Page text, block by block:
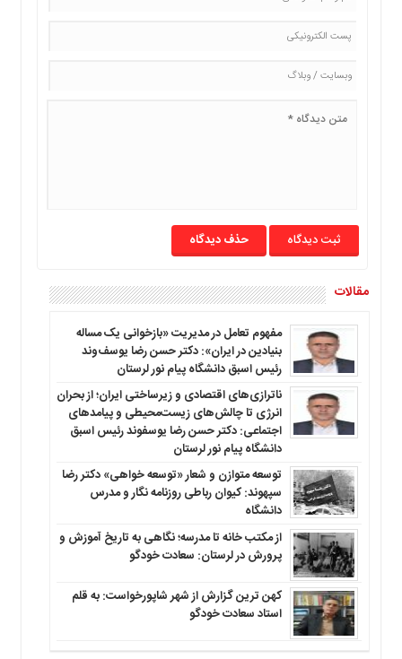
حذف دیدگاه
مقالات
مفهوم تعامل در مدیریت «بازخوانی یک مساله
بنیادین در ایران»: دکتر حسن رضا یوسف‌وند
رئیس اسبق دانشگاه پیام نور لرستان
ناترازی‌های اقتصادی و زیرساختی ایران؛ از بحران
انرژی تا چالش‌های زیست‌محیطی و پیامدهای
اجتماعی: دکتر حسن رضا یوسفوند رئیس اسبق
دانشگاه پیام نور لرستان
توسعه متوازن و شعار «توسعه خواهی» دکتر رضا
سپهوند: کیوان رباطی روزنامه نگار و مدرس
دانشگاه
از مکتب خانه تا مدرسه؛ نگاهی به تاریخ آموزش و
پرورش در لرستان: سعادت خودگو
کهن ترین گزارش از شهر شاپورخواست: به قلم
استاد سعادت خودگو